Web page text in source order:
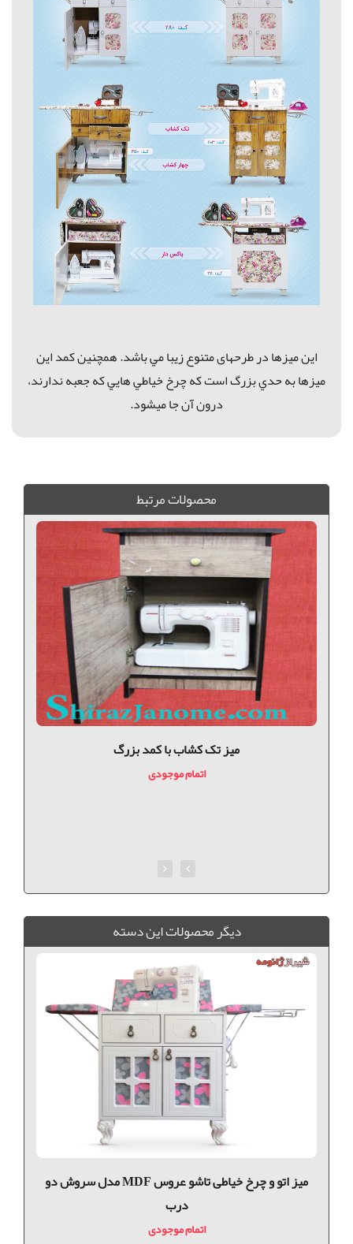
اين ميزها در طرحهای متنوع زيبا مي باشد. همچنين كمد اين
ميزها به حدي بزرگ است كه چرخ خياطي هايي كه جعبه ندارند،
درون آن جا ميشود.
محصولات مرتبط
میز تک کشاب با کمد بزرگ
اتمام موجودی
ديگر محصولات اين دسته
ميز اتو و چرخ خیاطی تاشو عروس MDF مدل سروش دو
درب
اتمام موجودی